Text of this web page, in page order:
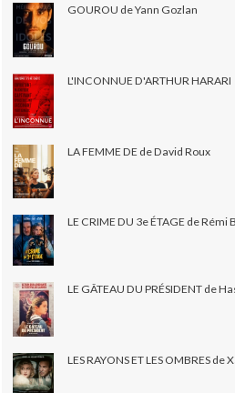
GOUROU de Yann Gozlan
L'INCONNUE D'ARTHUR HARARI
LA FEMME DE de David Roux
LE CRIME DU 3e ÉTAGE de Rémi
LE GÂTEAU DU PRÉSIDENT de
LES RAYONS ET LES OMBRES